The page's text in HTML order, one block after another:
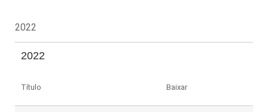
2022
2022
Título Baixar